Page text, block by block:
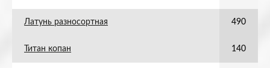
Латунь разносортная 490
Титан копан 140